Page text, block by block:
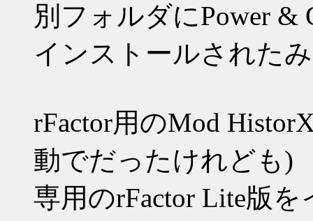
別フォルダにPower &
インストールされた
rFactor用のMod
動でだったけれども)
専用のrFactor Lite版